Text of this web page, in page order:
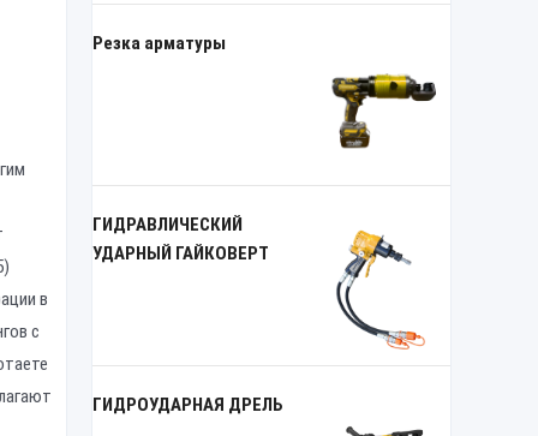
в
с
Резка арматуры
ГИДРАВЛИЧЕСКИЙ
УДАРНЫЙ ГАЙКОВЕРТ
ГИДРОУДАРНАЯ ДРЕЛЬ